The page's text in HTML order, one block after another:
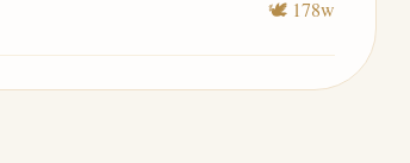
🕊️ 178w